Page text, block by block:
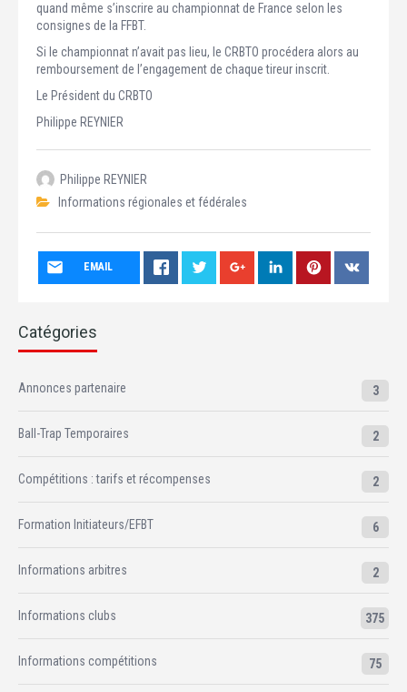
quand même s’inscrire au championnat de France selon les
consignes de la FFBT.
Si le championnat n’avait pas lieu, le CRBTO procédera alors au
remboursement de l’engagement de chaque tireur inscrit.
Le Président du CRBTO
Philippe REYNIER
Philippe REYNIER
Informations régionales et fédérales
EMAIL
Catégories
Annonces partenaire 3
Ball-Trap Temporaires 2
Compétitions : tarifs et récompenses 2
Formation Initiateurs/EFBT 6
Informations arbitres 2
Informations clubs 375
Informations compétitions 75